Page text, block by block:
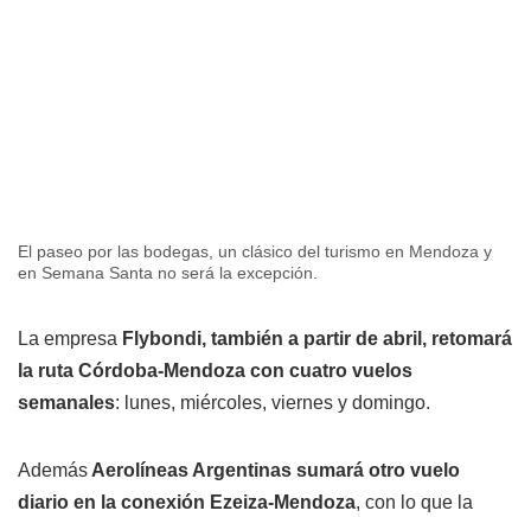
El paseo por las bodegas, un clásico del turismo en Mendoza y
en Semana Santa no será la excepción.
La empresa Flybondi, también a partir de abril, retomará
la ruta Córdoba-Mendoza con cuatro vuelos
semanales: lunes, miércoles, viernes y domingo.
Además Aerolíneas Argentinas sumará otro vuelo
diario en la conexión Ezeiza-Mendoza, con lo que la